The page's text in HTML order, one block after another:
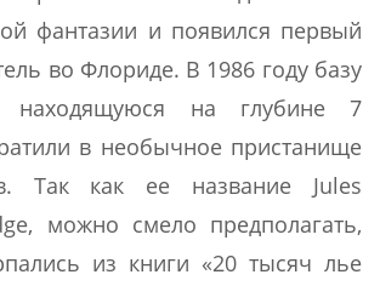
фантазии и появился первый
во Флориде. В 1986 году базу
находящуюся на глубине 7
в необычное пристанище
Так как ее название Jules
можно смело предполагать,
из книги «20 тысяч лье